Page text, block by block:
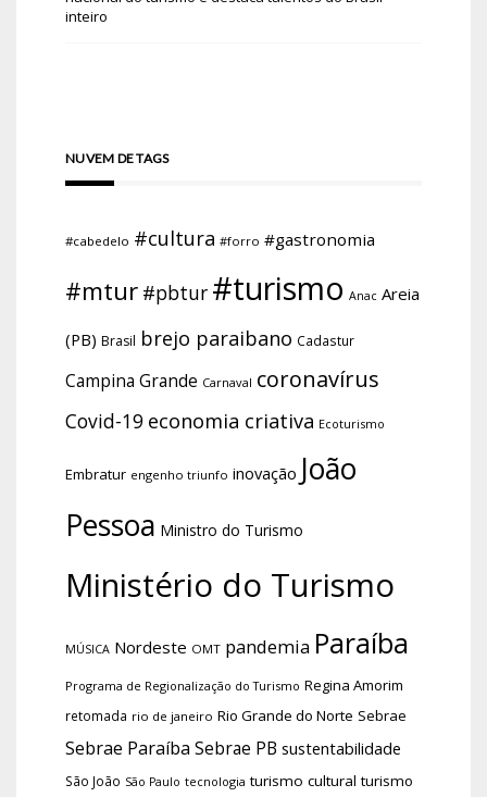
inteiro
NUVEM DE TAGS
#cabedelo #cultura #forro #gastronomia
#mtur #pbtur #turismo Anac Areia
(PB) Brasil brejo paraibano Cadastur
Campina Grande Carnaval coronavírus
Covid-19 economia criativa Ecoturismo
Embratur engenho triunfo inovação João
Pessoa Ministro do Turismo
Ministério do Turismo
MÚSICA Nordeste OMT pandemia Paraíba
Programa de Regionalização do Turismo Regina Amorim
retomada rio de janeiro Rio Grande do Norte Sebrae
Sebrae Paraíba Sebrae PB sustentabilidade
São João São Paulo tecnologia turismo cultural turismo